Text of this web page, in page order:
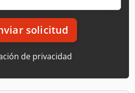
solicitud
de privacidad